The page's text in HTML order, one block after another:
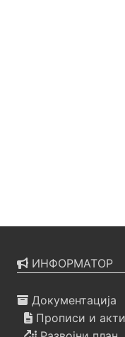
ИНФОРМАТОР
Документација
Прописи и акти